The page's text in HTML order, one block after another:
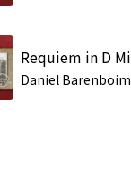
Daniel Barenboim